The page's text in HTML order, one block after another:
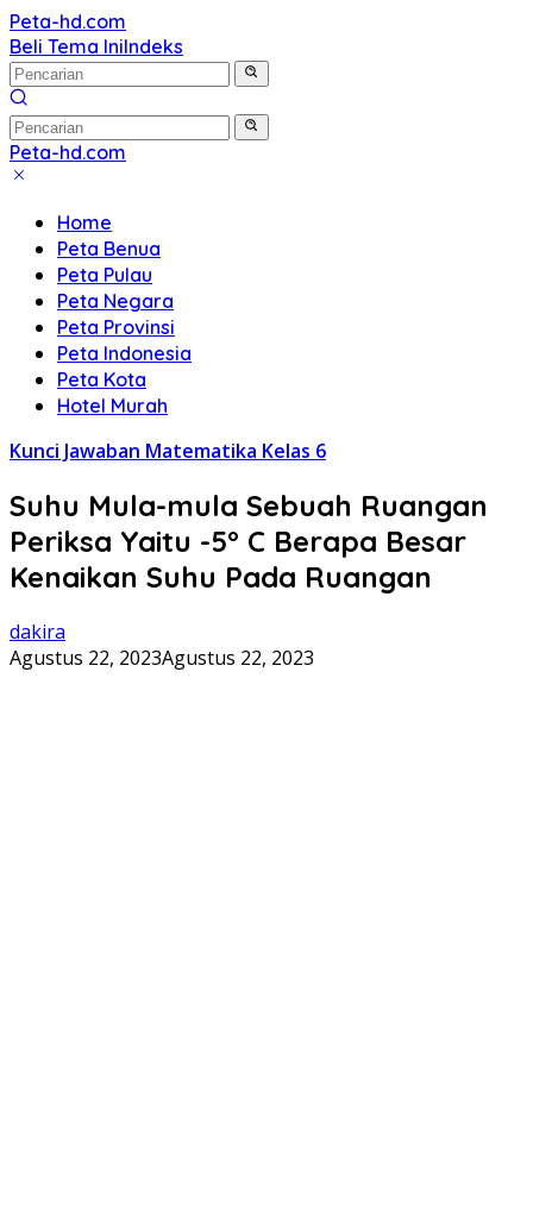
Langsung
ke
konten
Peta-hd.com
Kumpulan
Gambar
Peta
HD
Beli Tema IniIndeks
Peta-hd.com
Kumpulan
Peta
HD
Home
Peta Benua
Peta Pulau
Peta Negara
Peta Provinsi
Peta Indonesia
Peta Kota
Hotel Murah
Kunci Jawaban Matematika Kelas 6
Suhu Mula-mula Sebuah Ruangan
Periksa Yaitu -5° C Berapa Besar
Kenaikan Suhu Pada Ruangan
dakira
Agustus 22, 2023Agustus 22, 2023